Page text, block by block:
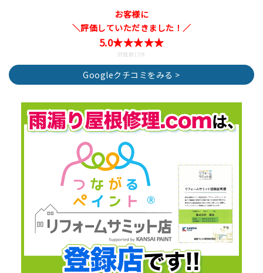
お客様に
＼評価していただきました！／
5.0★★★★★
評価数15件
Googleクチコミをみる >